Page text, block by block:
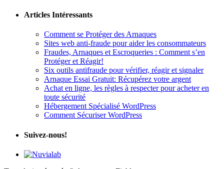
Articles Intéressants
Comment se Protéger des Arnaques
Sites web anti-fraude pour aider les consommateurs
Fraudes, Arnaques et Escroqueries : Comment s’en
Protéger et Réagir!
Six outils antifraude pour vérifier, réagir et signaler
Arnaque Essai Gratuit: Récupérez votre argent
Achat en ligne, les règles à respecter pour acheter en
toute sécurité
Hébergement Spécialisé WordPress
Comment Sécuriser WordPress
Suivez-nous!